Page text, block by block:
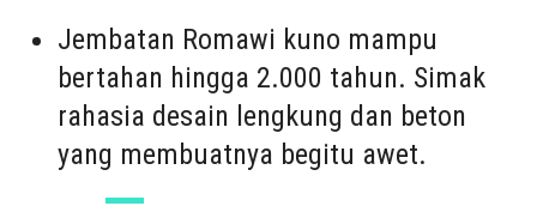
Jembatan Romawi kuno mampu
bertahan hingga 2.000 tahun. Simak
rahasia desain lengkung dan beton
yang membuatnya begitu awet.